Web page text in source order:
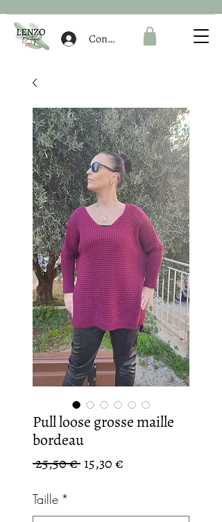
Connexion
Pull loose grosse maille
bordeau
25,50 € Prix
15,30 €
Taille *